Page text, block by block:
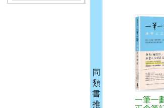
同
類
書
推
一筆一